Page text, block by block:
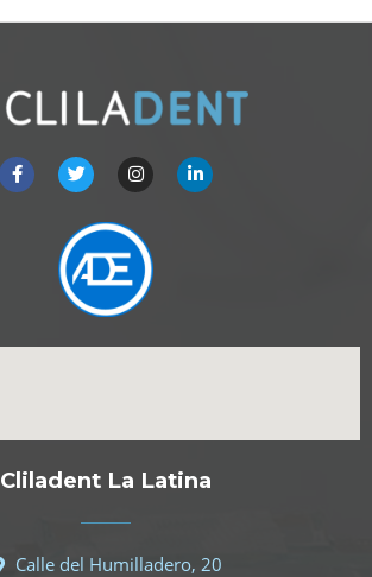
Cliladent La Latina
Calle del Humilladero, 20